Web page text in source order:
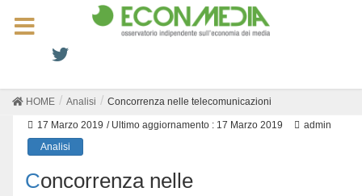
HOME Analisi Concorrenza nelle telecomunicazioni
17 Marzo 2019 / Ultimo aggiornamento : 17 Marzo 2019
admin
Analisi
Concorrenza nelle